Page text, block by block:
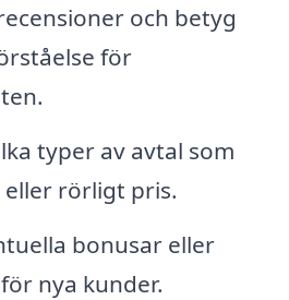
och betyg
för
typer av avtal som
eller rörligt pris.
bonusar eller
nya kunder.